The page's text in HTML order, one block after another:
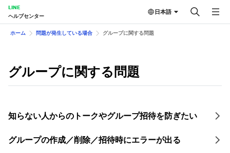
LINE
ヘルプセンター
日本語
ホーム 問題が発生している場合 グループに関する問題
グループに関する問題
知らない人からのトークやグループ招待を防ぎたい
グループの作成／削除／招待時にエラーが出る